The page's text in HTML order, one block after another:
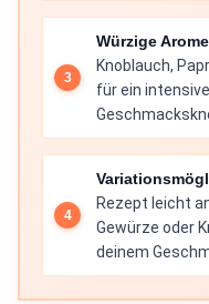
Würzige
Knoblauch,
für ein
Rezept leicht
Gewürze oder
deinem